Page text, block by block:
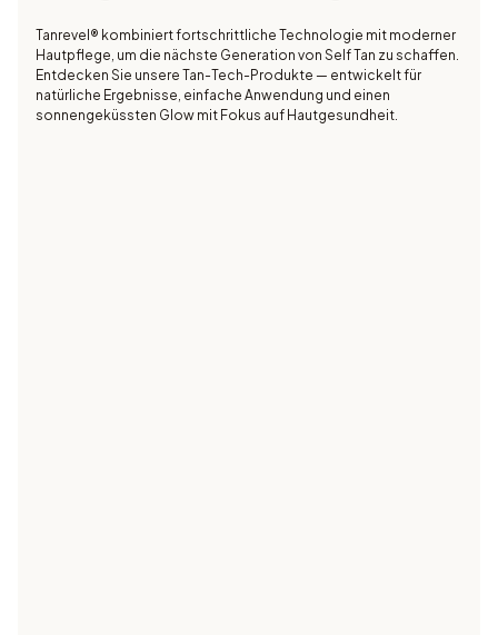
Tanrevel® kombiniert fortschrittliche Technologie mit moderner
Hautpflege, um die nächste Generation von Self Tan zu schaffen.
Entdecken Sie unsere Tan-Tech-Produkte — entwickelt für
natürliche Ergebnisse, einfache Anwendung und einen
sonnengeküssten Glow mit Fokus auf Hautgesundheit.